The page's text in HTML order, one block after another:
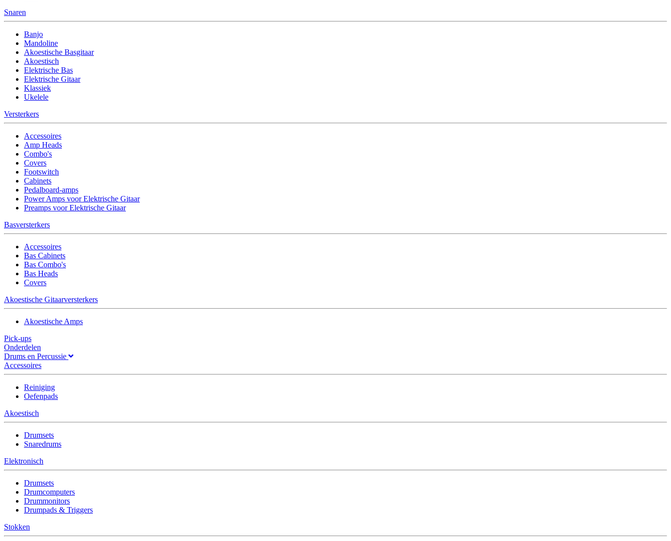
Snaren
Banjo
Mandoline
Akoestische Basgitaar
Akoestisch
Elektrische Bas
Elektrische Gitaar
Klassiek
Ukelele
Versterkers
Accessoires
Amp Heads
Combo's
Covers
Footswitch
Cabinets
Pedalboard-amps
Power Amps voor Elektrische Gitaar
Preamps voor Elektrische Gitaar
Basversterkers
Accessoires
Bas Cabinets
Bas Combo's
Bas Heads
Covers
Akoestische Gitaarversterkers
Akoestische Amps
Pick-ups
Onderdelen
Drums en Percussie
Accessoires
Reiniging
Oefenpads
Akoestisch
Drumsets
Snaredrums
Elektronisch
Drumsets
Drumcomputers
Drummonitors
Drumpads & Triggers
Stokken